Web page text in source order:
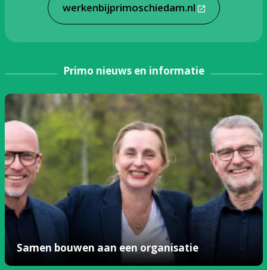
werkenbijprimoschiedam.nl
Primo nieuws en informatie
Samen bouwen aan een organisatie